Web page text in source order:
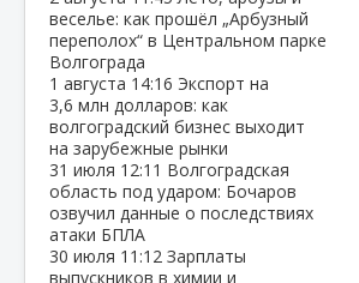
веселье: как прошёл „Арбузный
переполох“ в Центральном парке
Волгограда
1 августа 14:16 Экспорт на
3,6 млн долларов: как
волгоградский бизнес выходит
на зарубежные рынки
31 июля 12:11 Волгоградская
область под ударом: Бочаров
озвучил данные о последствиях
атаки БПЛА
30 июля 11:12 Зарплаты
выпускников в химии и